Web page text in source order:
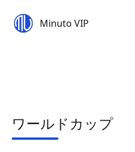
Minuto VIP
ワールドカップ